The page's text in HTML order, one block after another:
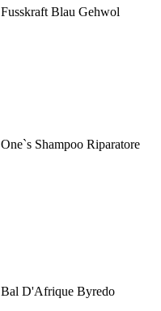
Fusskraft Blau Gehwol
One`s Shampoo Riparatore
Bal D'Afrique Byredo